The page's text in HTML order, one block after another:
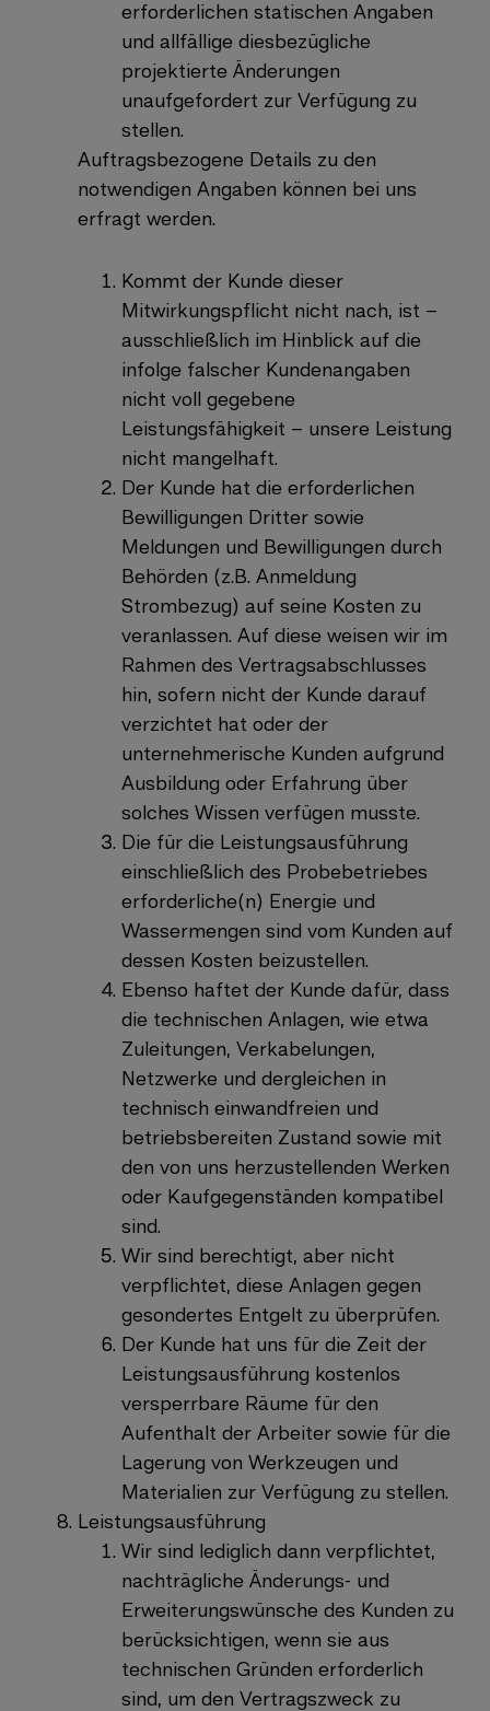
erforderlichen statischen Angaben
und allfällige diesbezügliche
projektierte Änderungen
unaufgefordert zur Verfügung zu
stellen.
Auftragsbezogene Details zu den
notwendigen Angaben können bei uns
erfragt werden.
Kommt der Kunde dieser
Mitwirkungspflicht nicht nach, ist –
ausschließlich im Hinblick auf die
infolge falscher Kundenangaben
nicht voll gegebene
Leistungsfähigkeit – unsere Leistung
nicht mangelhaft.
Der Kunde hat die erforderlichen
Bewilligungen Dritter sowie
Meldungen und Bewilligungen durch
Behörden (z.B. Anmeldung
Strombezug) auf seine Kosten zu
veranlassen. Auf diese weisen wir im
Rahmen des Vertragsabschlusses
hin, sofern nicht der Kunde darauf
verzichtet hat oder der
unternehmerische Kunden aufgrund
Ausbildung oder Erfahrung über
solches Wissen verfügen musste.
Die für die Leistungsausführung
einschließlich des Probebetriebes
erforderliche(n) Energie und
Wassermengen sind vom Kunden auf
dessen Kosten beizustellen.
Ebenso haftet der Kunde dafür, dass
die technischen Anlagen, wie etwa
Zuleitungen, Verkabelungen,
Netzwerke und dergleichen in
technisch einwandfreien und
betriebsbereiten Zustand sowie mit
den von uns herzustellenden Werken
oder Kaufgegenständen kompatibel
sind.
Wir sind berechtigt, aber nicht
verpflichtet, diese Anlagen gegen
gesondertes Entgelt zu überprüfen.
Der Kunde hat uns für die Zeit der
Leistungsausführung kostenlos
versperrbare Räume für den
Aufenthalt der Arbeiter sowie für die
Lagerung von Werkzeugen und
Materialien zur Verfügung zu stellen.
Leistungsausführung
Wir sind lediglich dann verpflichtet,
nachträgliche Änderungs- und
Erweiterungswünsche des Kunden zu
berücksichtigen, wenn sie aus
technischen Gründen erforderlich
sind, um den Vertragszweck zu